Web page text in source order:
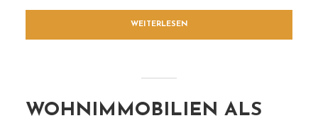
WEITERLESEN
WOHNIMMOBILIEN ALS